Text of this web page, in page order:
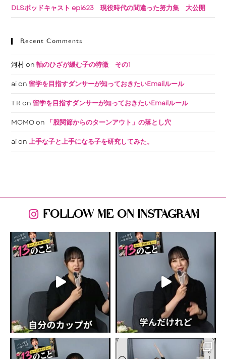
DLSポッドキャスト epi623 現役時代の間違った努力集 大公開
Recent Comments
河村on軸のひざが緩む子の特徴 その1
aion 留学を目指すダンサーが知っておきたいEmailルール
T K on 留学を目指すダンサーが知っておきたいEmailルール
MOMOon 「股関節からのターンアウト」の落とし穴
aion上手な子と上手になる子を研究してみた。
FOLLOW ME ON INSTAGRAM